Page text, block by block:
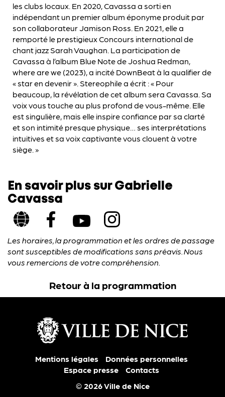
les clubs locaux. En 2020, Cavassa a sorti en
indépendant un premier album éponyme produit par
son collaborateur Jamison Ross. En 2021, elle a
remporté le prestigieux Concours international de
chant jazz Sarah Vaughan. La participation de
Cavassa à l’album Blue Note de Joshua Redman,
where are we (2023), a incité DownBeat à la qualifier de
« star en devenir ». Stereophile a écrit : « Pour
beaucoup, la révélation de cet album sera Cavassa. Sa
voix vous touche au plus profond de vous-même. Elle
est singulière, mais elle inspire confiance par sa clarté
et son intimité presque physique… ses interprétations
intuitives et sa voix captivante vous clouent à votre
siège. »
En savoir plus sur Gabrielle
Cavassa
Les horaires, la programmation et les ordres de passage
sont susceptibles de modifications sans préavis. Nous
vous remercions de votre compréhension.
Retour à la programmation
Mentions légales
Données personnelles
Espace presse
Contacts
© 2026 Ville de Nice